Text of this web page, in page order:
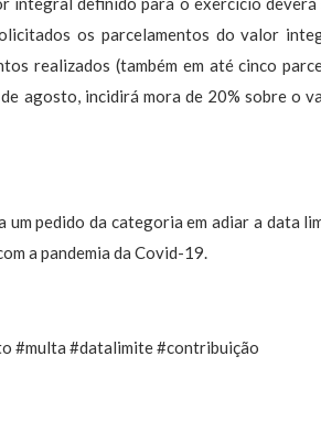
os parcelamentos do valor
realizados (também em até cinco
agosto, incidirá mora de 20% sobre o
pedido da categoria em adiar a data
a pandemia da Covid-19.
#multa #datalimite #contribuição